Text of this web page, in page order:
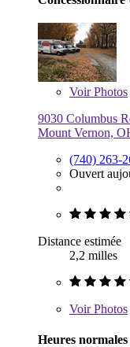
VoirPhotos
9030 Columbus
Mount Vernon,
(740) 263-
Ouvert
Distance estimée
2,2 milles
VoirPhotos
Heures normales